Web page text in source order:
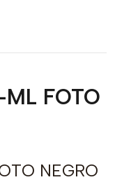
FOTO
NEGRO